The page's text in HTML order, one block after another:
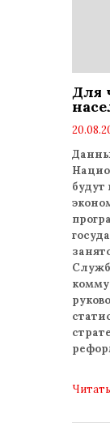
Для
будут